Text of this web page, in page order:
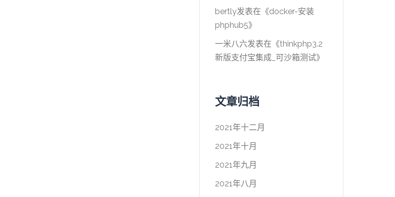
bertly发表在《docker-安装
phphub5》
一米八六发表在《thinkphp3.2
新版支付宝集成_可沙箱测试》
文章归档
2021年十二月
2021年十月
2021年九月
2021年八月